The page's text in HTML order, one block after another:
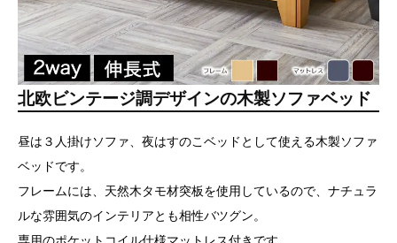
北欧ビンテージ調デザインの木製ソファベッド
昼は３人掛けソファ、夜はすのこベッドとして使える木製ソファ
ベッドです。
フレームには、天然木タモ材突板を使用しているので、ナチュラ
ルな雰囲気のインテリアとも相性バツグン。